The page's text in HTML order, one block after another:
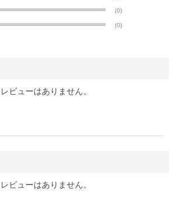
(0)
(0)
レビューはありません。
レビューはありません。